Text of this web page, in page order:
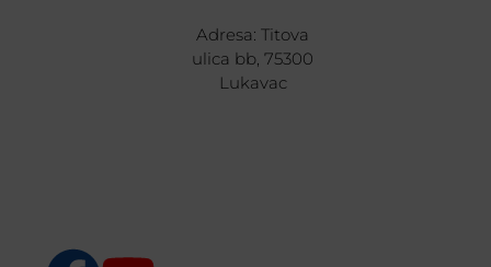
Adresa: Titova
ulica bb, 75300
Lukavac